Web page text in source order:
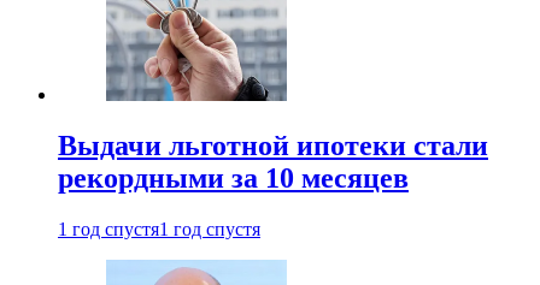
Выдачи льготной ипотеки стали
рекордными за 10 месяцев
1 год спустя1 год спустя